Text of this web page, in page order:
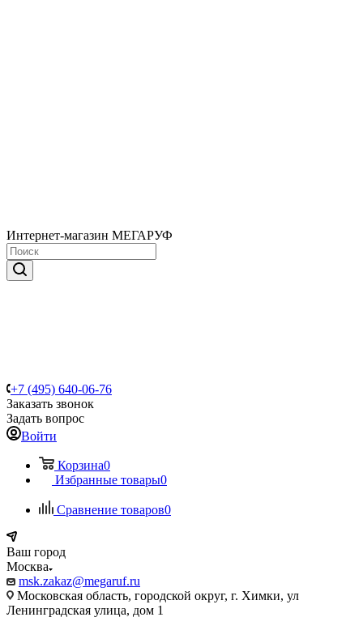
Интернет-магазин МЕГАРУФ
+7 (495) 640-06-76
Заказать звонок
Задать вопрос
Войти
Корзина0
Избранные товары0
Сравнение товаров0
Ваш город
Москва
msk.zakaz@megaruf.ru
Московская область, городской округ, г. Химки, ул
Ленинградская улица, дом 1